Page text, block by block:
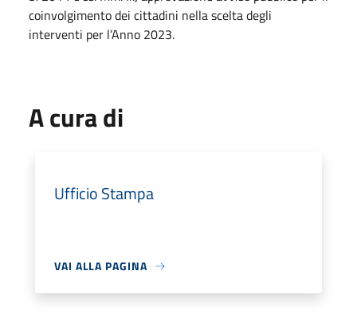
coinvolgimento dei cittadini nella scelta degli
interventi per l’Anno 2023.
A cura di
Ufficio Stampa
VAI ALLA PAGINA